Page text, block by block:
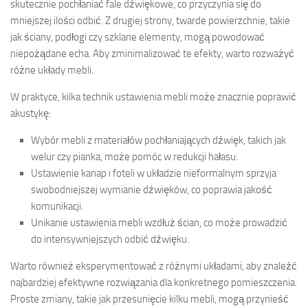
skutecznie pochłaniać fale dźwiękowe, co przyczynia się do
mniejszej ilości odbić. Z drugiej strony, twarde powierzchnie, takie
jak ściany, podłogi czy szklane elementy, mogą powodować
niepożądane echa. Aby zminimalizować te efekty, warto rozważyć
różne układy mebli.
W praktyce, kilka technik ustawienia mebli może znacznie poprawić
akustykę:
Wybór mebli z materiałów pochłaniających dźwięk, takich jak
welur czy pianka, może pomóc w redukcji hałasu.
Ustawienie kanap i foteli w układzie nieformalnym sprzyja
swobodniejszej wymianie dźwięków, co poprawia jakość
komunikacji.
Unikanie ustawienia mebli wzdłuż ścian, co może prowadzić
do intensywniejszych odbić dźwięku.
Warto również eksperymentować z różnymi układami, aby znaleźć
najbardziej efektywne rozwiązania dla konkretnego pomieszczenia.
Proste zmiany, takie jak przesunięcie kilku mebli, mogą przynieść